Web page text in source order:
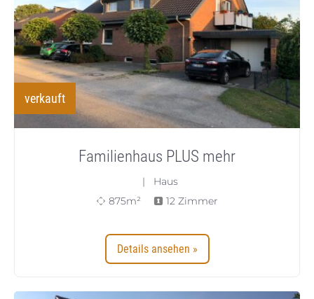
verkauft
Familienhaus PLUS mehr
| Haus
875m²
12 Zimmer
Details ansehen »